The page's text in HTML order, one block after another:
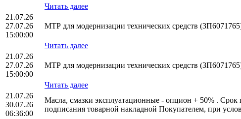
Читать далее
21.07.26
27.07.26
15:00:00
МТР для модернизации технических средств
Читать далее
21.07.26
27.07.26
15:00:00
МТР для модернизации технических средств
Читать далее
21.07.26
30.07.26
06:36:00
Масла, смазки эксплуатационные - опцион + 50% . Срок
подписания товарной накладной Покупателем, при